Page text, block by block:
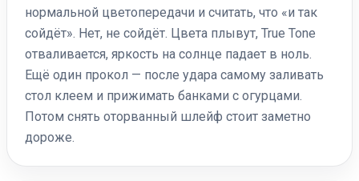
нормальной цветопередачи и считать, что «и так
сойдёт». Нет, не сойдёт. Цвета плывут, True Tone
отваливается, яркость на солнце падает в ноль.
Ещё один прокол — после удара самому заливать
стол клеем и прижимать банками с огурцами.
Потом снять оторванный шлейф стоит заметно
дороже.